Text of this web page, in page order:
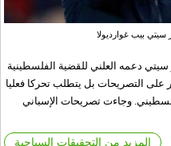
بيب غوارديولا
دعمه العلني للقضية الفلسطينية
على التصريحات بل يتطلب تحركا فعليا
وجاءت تصريحات الإسباني
المزيد من التحقيقات السياحية